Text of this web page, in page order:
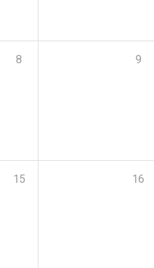
8 9
15 16